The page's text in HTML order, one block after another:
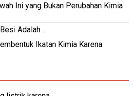
Ini yang Bukan Perubahan Kimia
Adalah ...
Ikatan Kimia Karena